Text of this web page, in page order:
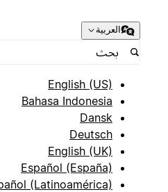
العربية
English (US)
Bahasa Indonesia
Dansk
Deutsch
English (UK)
Español (España)
Español (Latinoamérica)